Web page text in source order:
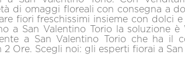
di omaggi floreali con consegna a
fiori freschissimi insieme con dolci
a San Valentino Torio la soluzione
a San Valentino Torio che ha il
2 Ore. Scegli noi: gli esperti fiorai a